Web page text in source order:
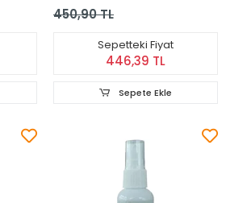
Sakinleştirici Damla
450,90 TL
Sepetteki Fiyat
446,39 TL
Sepete Ekle